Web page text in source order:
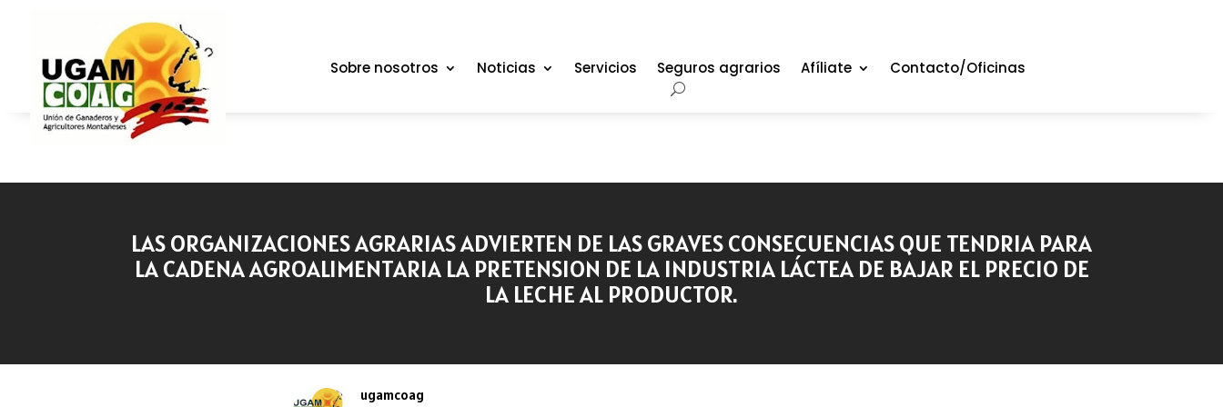
Sobre nosotros Noticias Servicios Seguros agrarios Afíliate Contacto/Oficinas
LAS ORGANIZACIONES AGRARIAS ADVIERTEN DE LAS GRAVES CONSECUENCIAS QUE TENDRIA PARA
LA CADENA AGROALIMENTARIA LA PRETENSION DE LA INDUSTRIA LÁCTEA DE BAJAR EL PRECIO DE
LA LECHE AL PRODUCTOR.
ugamcoag